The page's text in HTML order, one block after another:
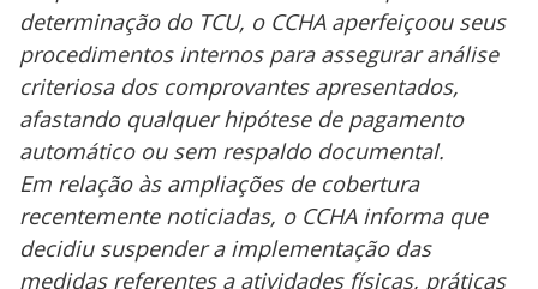
determinação do TCU, o CCHA aperfeiçoou seus
procedimentos internos para assegurar análise
criteriosa dos comprovantes apresentados,
afastando qualquer hipótese de pagamento
automático ou sem respaldo documental.
Em relação às ampliações de cobertura
recentemente noticiadas, o CCHA informa que
decidiu suspender a implementação das
medidas referentes a atividades físicas, práticas